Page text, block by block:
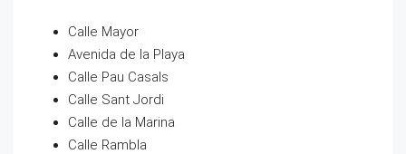
Calle Mayor
Avenida de la Playa
Calle Pau Casals
Calle Sant Jordi
Calle de la Marina
Calle Rambla